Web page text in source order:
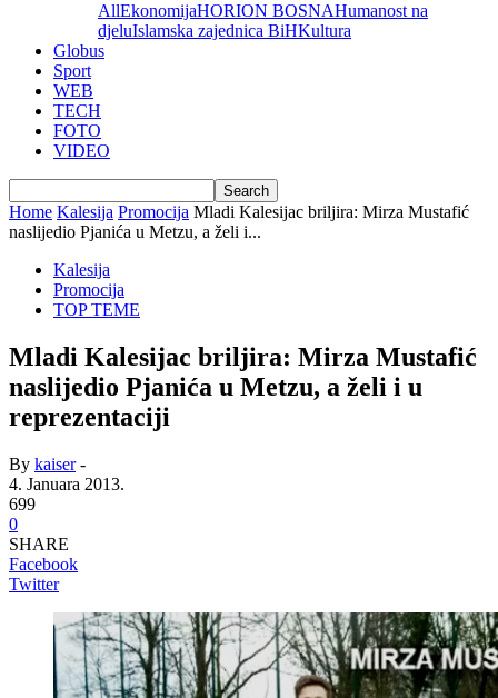
AllEkonomijaHORION BOSNAHumanost na
djeluIslamska zajednica BiHKultura
Globus
Sport
WEB
TECH
FOTO
VIDEO
Home Kalesija Promocija Mladi Kalesijac briljira: Mirza Mustafić
naslijedio Pjanića u Metzu, a želi i...
Kalesija
Promocija
TOP TEME
Mladi Kalesijac briljira: Mirza Mustafić
naslijedio Pjanića u Metzu, a želi i u
reprezentaciji
By kaiser-
4. Januara 2013.
699
0
SHARE
Facebook
Twitter